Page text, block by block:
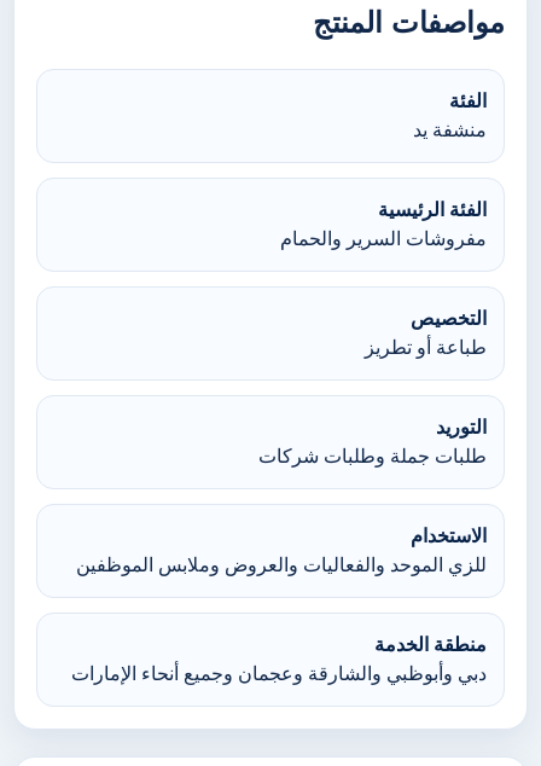
مواصفات المنتج
الفئة
منشفة يد
الفئة الرئيسية
مفروشات السرير والحمام
التخصيص
طباعة أو تطريز
التوريد
طلبات جملة وطلبات شركات
الاستخدام
للزي الموحد والفعاليات والعروض وملابس الموظفين
منطقة الخدمة
دبي وأبوظبي والشارقة وعجمان وجميع أنحاء الإمارات